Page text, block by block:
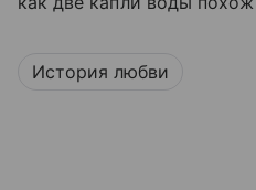
История любви